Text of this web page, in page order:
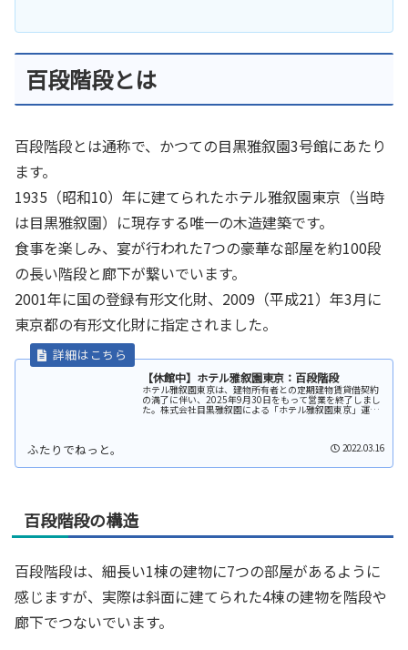
百段階段とは
百段階段とは通称で、かつての目黒雅叙園3号館にあたり
ます。
1935（昭和10）年に建てられたホテル雅叙園東京（当時
は目黒雅叙園）に現存する唯一の木造建築です。
食事を楽しみ、宴が行われた7つの豪華な部屋を約100段
の長い階段と廊下が繋いでいます。
2001年に国の登録有形文化財、2009（平成21）年3月に
東京都の有形文化財に指定されました。
【休館中】ホテル雅叙園東京：百段階段
ホテル雅叙園東京は、建物所有者との定期建物賃貸借契約
の満了に伴い、2025年9月30日をもって営業を終了しまし
た。株式会社目黒雅叙園による「ホテル雅叙園東京」運営
2022.03.16
百段階段の構造
百段階段は、細長い1棟の建物に7つの部屋があるように
感じますが、実際は斜面に建てられた4棟の建物を階段や
廊下でつないでいます。